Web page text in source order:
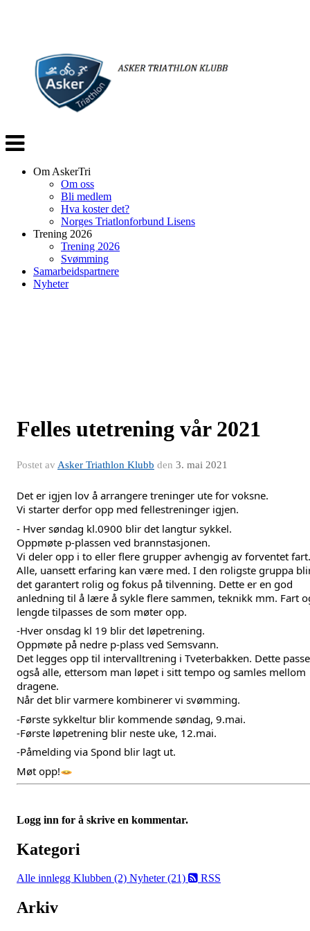
Veksle
navigasjon
Om AskerTri
Om oss
Bli medlem
Hva koster det?
Norges Triatlonforbund Lisens
Trening 2026
Trening 2026
Svømming
Samarbeidspartnere
Nyheter
Felles utetrening vår 2021
Postet av Asker Triathlon Klubb den 3. mai 2021
Det er igjen lov å arrangere treninger ute for voksne.
Vi starter derfor opp med fellestreninger igjen.
- Hver søndag kl.0900 blir det langtur sykkel.
Oppmøte p-plassen ved brannstasjonen.
Vi deler opp i to eller flere grupper avhengig av forventet fart.
Alle, uansett erfaring kan være med. I den roligste gruppa
det garantert rolig og fokus på tilvenning. Dette er en god
anledning til å lære å sykle flere sammen, teknikk mm. Fart
lengde tilpasses de som møter opp.
-Hver onsdag kl 19 blir det løpetrening.
Oppmøte på nedre p-plass ved Semsvann.
Det legges opp til intervalltrening i Tveterbakken. Dette
også alle, ettersom man løpet i sitt tempo og samles mellom
dragene.
Når det blir varmere kombinerer vi svømming.
-Første sykkeltur blir kommende søndag, 9.mai.
-Første løpetrening blir neste uke, 12.mai.
-Påmelding via Spond blir lagt ut.
Møt opp!
Logg inn for å skrive en kommentar.
Kategori
Alle innlegg Klubben (2) Nyheter (21) RSS
Arkiv